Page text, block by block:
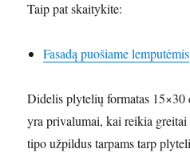
Taip pat skaitykite:
Fasadą puošiame lemputėmis
Didelis plytelių formatas 15×30
yra privalumai, kai reikia
tipo užpildus tarpams tarp